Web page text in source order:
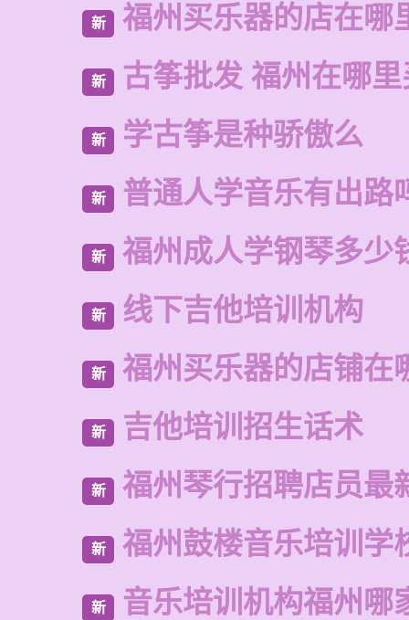
新 福州买乐器的店在哪
新 古筝批发 福州在哪
新 学古筝是种骄傲么
新 普通人学音乐有出路
新 福州成人学钢琴多少
新 线下吉他培训机构
新 福州买乐器的店铺在
新 吉他培训招生话术
新 福州琴行招聘店员最
新 福州鼓楼音乐培训学
新 音乐培训机构福州哪